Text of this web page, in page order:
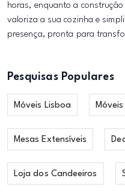
horas, enquanto a
valoriza a sua cozinha e
presença, pronta para
Pesquisas Populares
Móveis Lisboa
Mesas Extensíveis
Loja dos Candeeiros